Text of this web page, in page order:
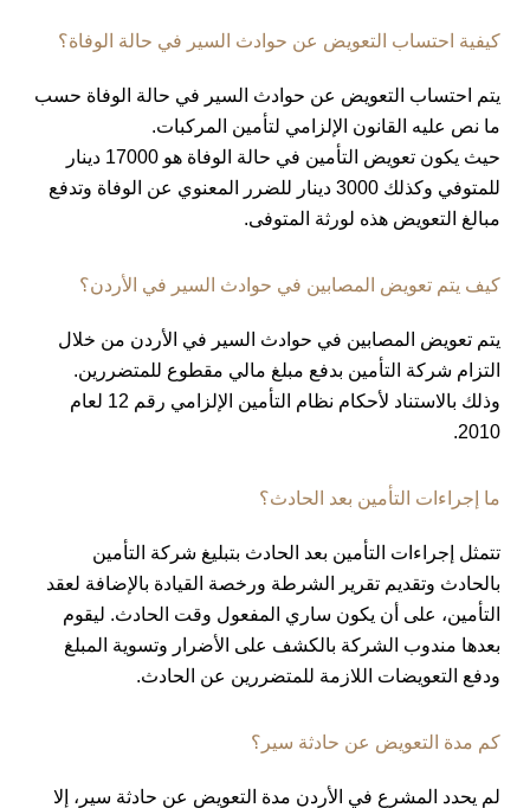
كيفية احتساب التعويض عن حوادث السير في حالة الوفاة؟
يتم احتساب التعويض عن حوادث السير في حالة الوفاة حسب
ما نص عليه القانون الإلزامي لتأمين المركبات.
حيث يكون تعويض التأمين في حالة الوفاة هو 17000 دينار
للمتوفي وكذلك 3000 دينار للضرر المعنوي عن الوفاة وتدفع
مبالغ التعويض هذه لورثة المتوفى.
كيف يتم تعويض المصابين في حوادث السير في الأردن؟
يتم تعويض المصابين في حوادث السير في الأردن من خلال
التزام شركة التأمين بدفع مبلغ مالي مقطوع للمتضررين.
وذلك بالاستناد لأحكام نظام التأمين الإلزامي رقم 12 لعام
2010.
ما إجراءات التأمين بعد الحادث؟
تتمثل إجراءات التأمين بعد الحادث بتبليغ شركة التأمين
بالحادث وتقديم تقرير الشرطة ورخصة القيادة بالإضافة لعقد
التأمين، على أن يكون ساري المفعول وقت الحادث. ليقوم
بعدها مندوب الشركة بالكشف على الأضرار وتسوية المبلغ
ودفع التعويضات اللازمة للمتضررين عن الحادث.
كم مدة التعويض عن حادثة سير؟
لم يحدد المشرع في الأردن مدة التعويض عن حادثة سير، إلا